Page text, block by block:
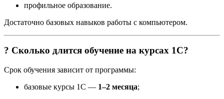
профильное образование.
Достаточно базовых навыков работы с компьютером.
? Сколько длится обучение на курсах 1С?
Срок обучения зависит от программы:
базовые курсы 1С — 1–2 месяца;